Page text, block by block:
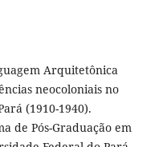
Arquitetônica
neocoloniais no
(1910-1940).
de Pós-Graduação em